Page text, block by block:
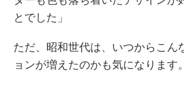
とでした」
ただ、昭和世代は、いつからこん
ョンが増えたのかも気になります。